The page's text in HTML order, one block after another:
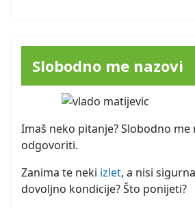
Slobodno me nazovi
Imaš neko pitanje? Slobodno me
odgovoriti.
Zanima te neki izlet, a nisi
dovoljno kondicije? Što ponijeti?